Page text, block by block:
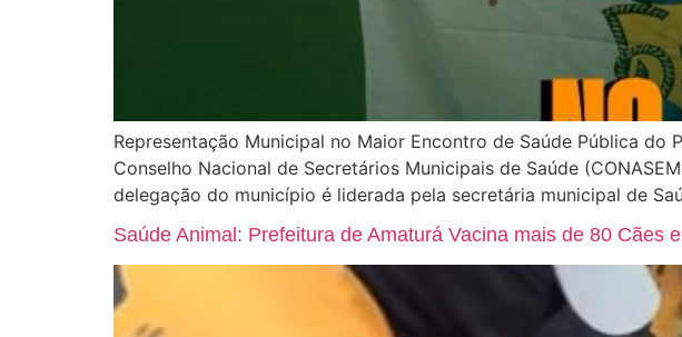
Representação Municipal no Maior Encontro de Saúde Pública do
Conselho Nacional de Secretários Municipais de Saúde
delegação do município é liderada pela secretária municipal de
Saúde Animal: Prefeitura de Amaturá Vacina mais de 80 Cães